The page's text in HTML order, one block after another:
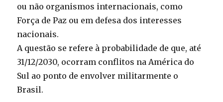
ou não organismos internacionais, como
Força de Paz ou em defesa dos interesses
nacionais.
A questão se refere à probabilidade de que, até
31/12/2030, ocorram conflitos na América do
Sul ao ponto de envolver militarmente o
Brasil.